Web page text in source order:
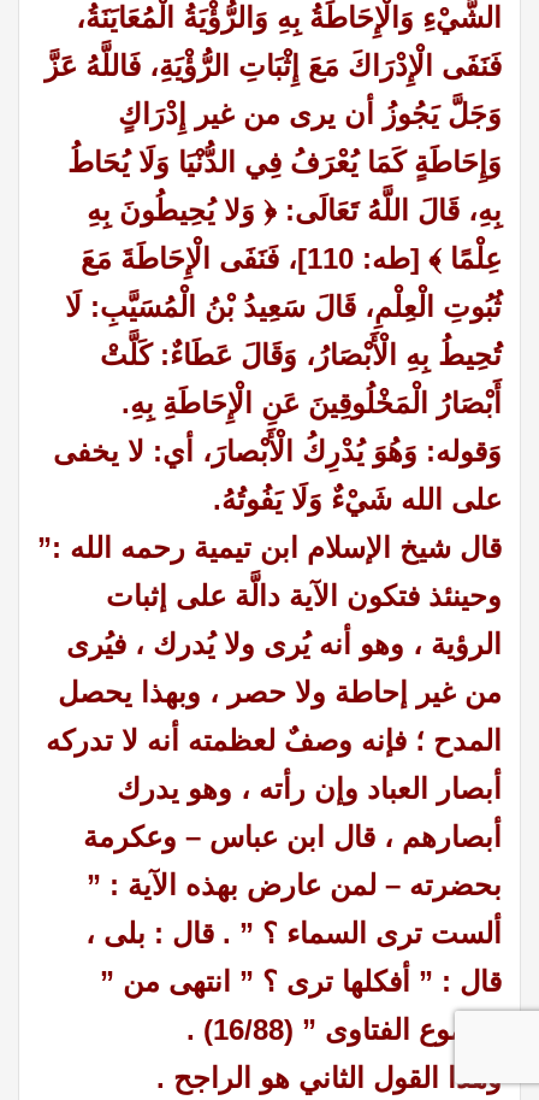
الشَّيْءِ وَالْإِحَاطَةُ بِهِ وَالرُّؤْيَةُ الْمُعَايَنَةُ،
فَنَفَى الْإِدْرَاكَ مَعَ إِثْبَاتِ الرُّؤْيَةِ، فَاللَّهُ عَزَّ
وَجَلَّ يَجُوزُ أن يرى من غير إِدْرَاكٍ
وَإِحَاطَةٍ كَمَا يُعْرَفُ فِي الدُّنْيَا وَلَا يُحَاطُ
بِهِ، قَالَ اللَّهُ تَعَالَى: ﴿ وَلا يُحِيطُونَ بِهِ
عِلْمًا ﴾ [طه: 110]، فَنَفَى الْإِحَاطَةَ مَعَ
ثُبُوتِ الْعِلْمِ، قَالَ سَعِيدُ بْنُ الْمُسَيَّبِ: لَا
تُحِيطُ بِهِ الْأَبْصَارُ، وَقَالَ عَطَاءٌ: كَلَّتْ
أَبْصَارُ الْمَخْلُوقِينَ عَنِ الْإِحَاطَةِ بِهِ.
وَقوله: وَهُوَ يُدْرِكُ الْأَبْصارَ، أي: لا يخفى
على الله شَيْءٌ وَلَا يَفُوتُهُ.
قال شيخ الإسلام ابن تيمية رحمه الله :”
وحينئذ فتكون الآية دالَّة على إثبات
الرؤية ، وهو أنه يُرى ولا يُدرك ، فيُرى
من غير إحاطة ولا حصر ، وبهذا يحصل
المدح ؛ فإنه وصفٌ لعظمته أنه لا تدركه
أبصار العباد وإن رأته ، وهو يدرك
أبصارهم ، قال ابن عباس – وعكرمة
بحضرته – لمن عارض بهذه الآية : ”
ألست ترى السماء ؟ ” . قال : بلى ،
قال : ” أفكلها ترى ؟ ” انتهى من ”
مجموع الفتاوى ” (16/88) .
وهذا القول الثاني هو الراجح .